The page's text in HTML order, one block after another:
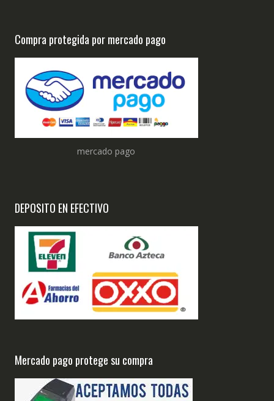
Compra protegida por mercado pago
mercado pago
DEPOSITO EN EFECTIVO
Mercado pago protege su compra